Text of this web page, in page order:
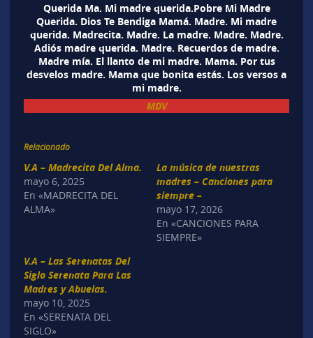
Querida Ma. Mi madre querida.Pobre Mi Madre
Querida. Dios Te Bendiga Mamá. Madre. Mi madre
querida. Madrecita. Madre. La madre. Madre. Madre.
Adiós madre querida. Madre. Recuerdos de madre.
Madre mía. El llanto de mi madre. Mama. Por tus
desvelos madre. Mama que bonita estás. Los versos a
mi madre.
MDV
Relacionado
V.A – Madrecita Del Alma.
mayo 6, 2025
En «MADRECITA DEL
ALMA»
La música de nuestras
madres – Canciones para
siempre –
mayo 17, 2026
En «CANCIONES PARA
SIEMPRE»
V.A – Las Serenatas Del
Siglo Serenata Para Las
Madres y Abuelas.
mayo 10, 2025
En «SERENATA DEL
SIGLO»